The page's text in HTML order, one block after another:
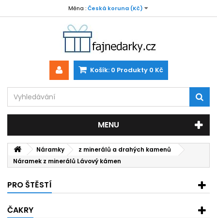
Měna : Česká koruna (Kč)
Košík: 0 Produkty 0 Kč
MENU
Náramky
z minerálů a drahých kamenů
Náramek z minerálů Lávový kámen
PRO ŠTĚSTÍ
ČAKRY